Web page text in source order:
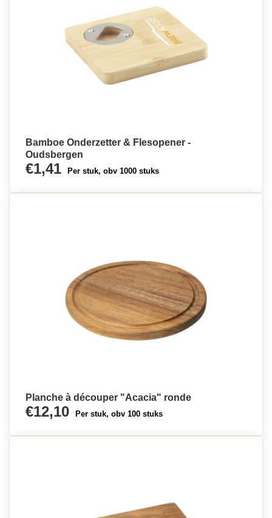
Bamboe Onderzetter & Flesopener -
Oudsbergen
€1,41 Per stuk, obv 1000 stuks
Planche à découper "Acacia" ronde
€12,10 Per stuk, obv 100 stuks